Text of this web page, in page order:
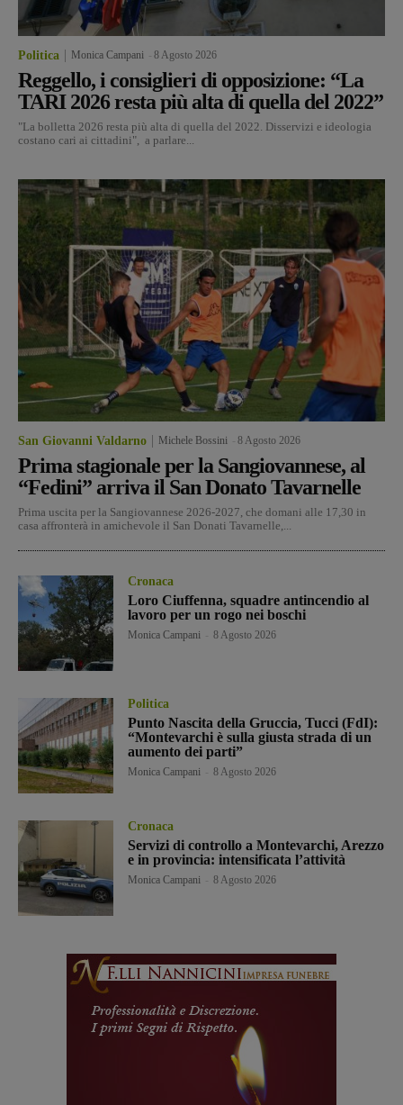
Politica Monica Campani 8 Agosto 2026
Reggello, i consiglieri di opposizione: “La
TARI 2026 resta più alta di quella del 2022”
"La bolletta 2026 resta più alta di quella del 2022. Disservizi e ideologia
costano cari ai cittadini", a parlare...
San Giovanni Valdarno Michele Bossini 8 Agosto 2026
Prima stagionale per la Sangiovannese, al
“Fedini” arriva il San Donato Tavarnelle
Prima uscita per la Sangiovannese 2026-2027, che domani alle 17,30 in
casa affronterà in amichevole il San Donati Tavarnelle,...
Cronaca
Loro Ciuffenna, squadre antincendio al
lavoro per un rogo nei boschi
Monica Campani 8 Agosto 2026
Politica
Punto Nascita della Gruccia, Tucci (FdI):
“Montevarchi è sulla giusta strada di un
aumento dei parti”
Monica Campani 8 Agosto 2026
Cronaca
Servizi di controllo a Montevarchi, Arezzo
e in provincia: intensificata l’attività
Monica Campani 8 Agosto 2026